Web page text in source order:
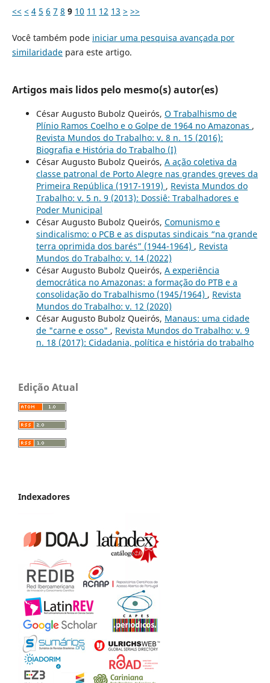
<< < 4 5 6 7 8 9 10 11 12 13 > >>
Você também pode iniciar uma pesquisa avançada por
similaridadepara este artigo.
Artigos mais lidos pelo mesmo(s) autor(es)
César Augusto Bubolz Queirós, O Trabalhismo de
Plínio Ramos Coelho e o Golpe de 1964 no Amazonas ,
Revista Mundos do Trabalho: v. 8 n. 15 (2016):
Biografia e História do Trabalho (I)
César Augusto Bubolz Queirós, A ação coletiva da
classe patronal de Porto Alegre nas grandes greves da
Primeira República (1917-1919) , Revista Mundos do
Trabalho: v. 5 n. 9 (2013): Dossiê: Trabalhadores e
Poder Municipal
César Augusto Bubolz Queirós, Comunismo e
sindicalismo: o PCB e as disputas sindicais “na grande
terra oprimida dos barés” (1944-1964) , Revista
Mundos do Trabalho: v. 14 (2022)
César Augusto Bubolz Queirós, A experiência
democrática no Amazonas: a formação do PTB e a
consolidação do Trabalhismo (1945/1964) , Revista
Mundos do Trabalho: v. 12 (2020)
César Augusto Bubolz Queirós, Manaus: uma cidade
de "carne e osso" , Revista Mundos do Trabalho: v. 9
n. 18 (2017): Cidadania, política e história do trabalho
Edição Atual
Indexadores